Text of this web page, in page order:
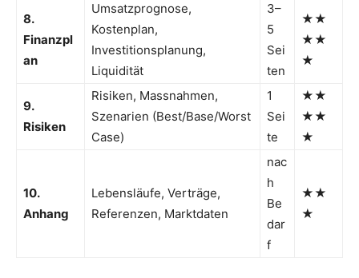
8.
Finanzpl
an
Umsatzprognose,
Kostenplan,
Investitionsplanung,
Liquidität
3–
5
Sei
ten
★★
★★
★
9.
Risiken
Risiken, Massnahmen,
Szenarien (Best/Base/Worst
Case)
1
Sei
te
★★
★★
★
10.
Anhang
Lebensläufe, Verträge,
Referenzen, Marktdaten
nac
h
Be
dar
f
★★
★